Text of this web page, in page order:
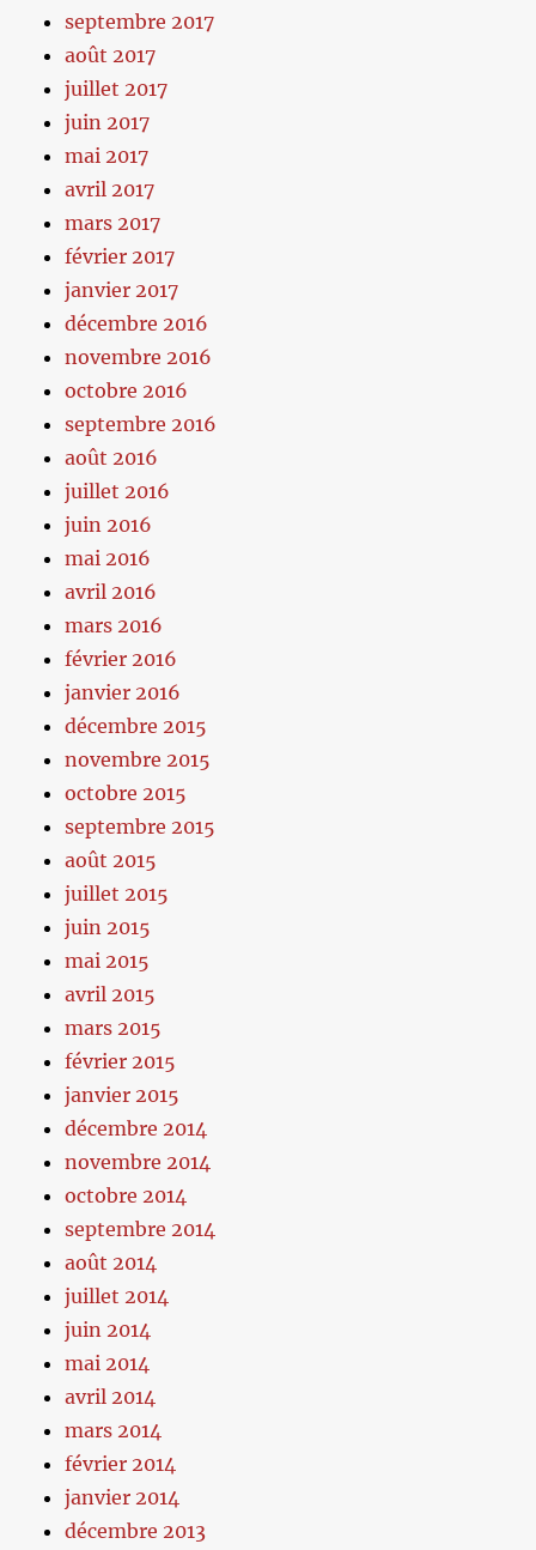
septembre 2017
août 2017
juillet 2017
juin 2017
mai 2017
avril 2017
mars 2017
février 2017
janvier 2017
décembre 2016
novembre 2016
octobre 2016
septembre 2016
août 2016
juillet 2016
juin 2016
mai 2016
avril 2016
mars 2016
février 2016
janvier 2016
décembre 2015
novembre 2015
octobre 2015
septembre 2015
août 2015
juillet 2015
juin 2015
mai 2015
avril 2015
mars 2015
février 2015
janvier 2015
décembre 2014
novembre 2014
octobre 2014
septembre 2014
août 2014
juillet 2014
juin 2014
mai 2014
avril 2014
mars 2014
février 2014
janvier 2014
décembre 2013